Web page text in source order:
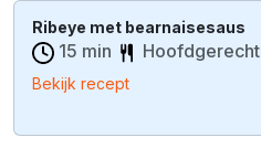
Ribeye met bearnaisesaus
15 min Hoofdgerecht
Bekijk recept